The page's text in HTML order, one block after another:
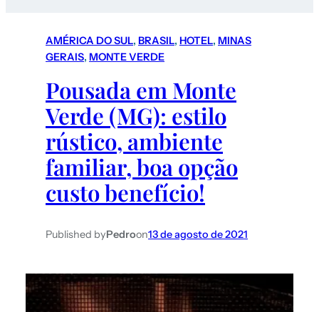
AMÉRICA DO SUL, BRASIL, HOTEL, MINAS
GERAIS, MONTE VERDE
Pousada em Monte
Verde (MG): estilo
rústico, ambiente
familiar, boa opção
custo benefício!
Published byPedroon13 de agosto de 2021